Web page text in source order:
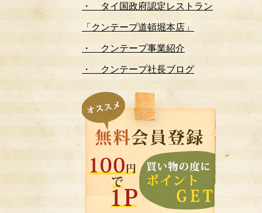
・ タイ国政府認定レストラン
「クンテープ道頓堀本店」
・ クンテープ事業紹介
・ クンテープ社長ブログ